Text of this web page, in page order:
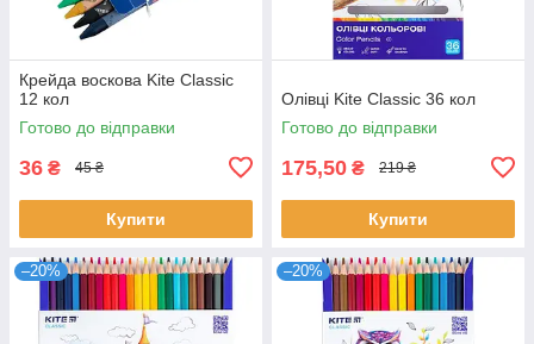
Крейда воскова Kite Classic
12 кол
Готово до відправки
36 ₴ 45 ₴
Купити
Олівці Kite Classic 36 кол
Готово до відправки
175,50 ₴ 219 ₴
Купити
–20% –20%